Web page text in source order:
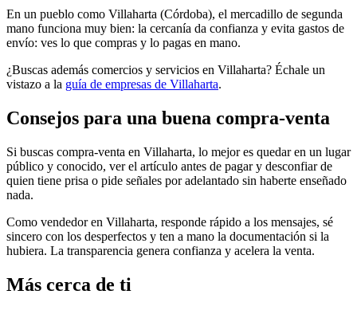
En un pueblo como Villaharta (Córdoba), el mercadillo de segunda
mano funciona muy bien: la cercanía da confianza y evita gastos de
envío: ves lo que compras y lo pagas en mano.
¿Buscas además comercios y servicios en Villaharta? Échale un
vistazo a la guía de empresas de Villaharta.
Consejos para una buena compra-venta
Si buscas compra-venta en Villaharta, lo mejor es quedar en un lugar
público y conocido, ver el artículo antes de pagar y desconfiar de
quien tiene prisa o pide señales por adelantado sin haberte enseñado
nada.
Como vendedor en Villaharta, responde rápido a los mensajes, sé
sincero con los desperfectos y ten a mano la documentación si la
hubiera. La transparencia genera confianza y acelera la venta.
Más cerca de ti